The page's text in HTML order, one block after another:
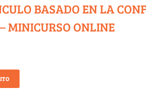
BASADO EN LA
MINICURSO ONLINE